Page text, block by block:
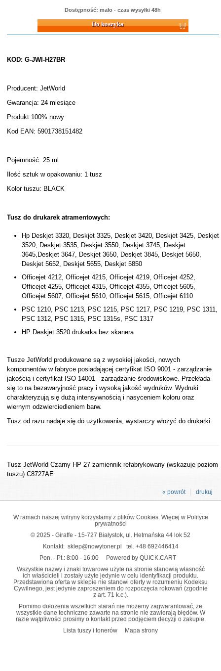
Dostępność: mało - czas wysyłki 48h
Do koszyka
KOD: G-JWI-H27BR
Producent: JetWorld
Gwarancja: 24 miesiące
Produkt 100% nowy
Kod EAN: 5901738151482
Pojemność: 25 ml
Ilość sztuk w opakowaniu: 1 tusz
Kolor tuszu: BLACK
Tusz do drukarek atramentowych:
Hp Deskjet 3320, Deskjet 3325, Deskjet 3420, Deskjet 3425, Deskjet
3520, Deskjet 3535, Deskjet 3550, Deskjet 3745, Deskjet
3645,Deskjet 3647, Deskjet 3650, Deskjet 3845, Deskjet 5650,
Deskjet 5652, Deskjet 5655, Deskjet 5850
Officejet 4212, Officejet 4215, Officejet 4219, Officejet 4252,
Officejet 4255, Officejet 4315, Officejet 4355, Officejet 5605,
Officejet 5607, Officejet 5610, Officejet 5615, Officejet 6110
PSC 1210, PSC 1213, PSC 1215, PSC 1217, PSC 1219, PSC 1311,
PSC 1312, PSC 1315, PSC 1315s, PSC 1317
HP Deskjet 3520 drukarka bez skanera
Tusze JetWorld produkowane są z wysokiej jakości, nowych
komponentów w fabryce posiadającej certyfikat ISO 9001 - zarządzanie
jakością i certyfikat ISO 14001 - zarządzanie środowiskowe. Przekłada
się to na bezawaryjność pracy i wysoką jakość wydruków. Wydruki
charakteryzują się dużą intensywnością i nasyceniem koloru oraz
wiernym odzwierciedleniem barw.
Tusz od razu nadaje się do użytkowania, wystarczy włożyć do drukarki.
Tusz JetWorld Czarny HP 27 zamiennik refabrykowany (wskazuje poziom
tuszu) C8727AE
drukuj
« powrót
W ramach naszej witryny korzystamy z plików Cookies. Więcej w Polityce
prywatności
© 2025 - Giraffe - 15-727 Białystok, ul. Hetmańska 44 lok 52
Kontakt: sklep@nowytoner.pl tel. +48 692446414
Pon. - Pt.: 8:00 - 16:00
Powered by QUICK.CART
Wszystkie nazwy i znaki towarowe użyte na stronie stanowią własność
ich właścicieli i zostały użyte jedynie w celu identyfikacji produktu.
Przedstawiona oferta w sklepie nie stanowi oferty w rozumieniu Kodeksu
Cywilnego, jest jedynie zaproszeniem do rozpoczęcia rokowań (zgodnie
z art. 71 k.c.).
Pomimo dołożenia wszelkich starań nie możemy zagwarantować, że
wszystkie dane techniczne zawarte na stronie nie zawierają błędów. W
razie wątpliwości prosimy o kontakt przed podjęciem decyzji o zakupie.
Lista tuszy i tonerów
Mapa strony